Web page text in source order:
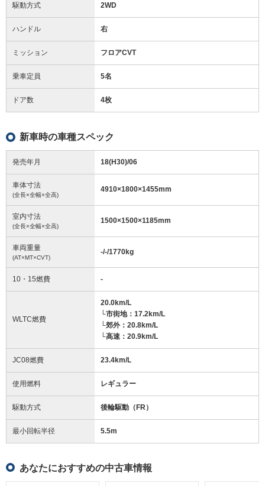
駆動方式 2WD
ハンドル 右
ミッション フロアCVT
乗車定員 5名
ドア数 4枚
新車時の車種スペック
発売年月 18(H30)/06
車体寸法
(全長×全幅×全高)
4910×1800×1455mm
室内寸法
(全長×全幅×全高)
1500×1500×1185mm
車両重量
(AT×MT×CVT)
-/-/1770kg
10・15燃費 -
WLTC燃費
20.0km/L
└市街地：17.2km/L
└郊外：20.8km/L
└高速：20.9km/L
JC08燃費 23.4km/L
使用燃料 レギュラー
駆動方式 後輪駆動（FR）
最小回転半径 5.5m
あなたにおすすめの中古車情報